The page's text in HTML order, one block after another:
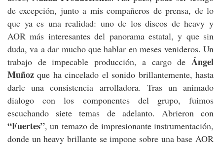
de excepción, junto a mis compañeros de prensa, de lo
que ya es una realidad: uno de los discos de heavy y
AOR más interesantes del panorama estatal, y que sin
duda, va a dar mucho que hablar en meses venideros. Un
trabajo de impecable producción, a cargo de Ángel
Muñoz que ha cincelado el sonido brillantemente, hasta
darle una consistencia arrolladora. Tras un animado
dialogo con los componentes del grupo, fuimos
escuchando siete temas de adelanto. Abrieron con
“Fuertes”, un temazo de impresionante instrumentación,
donde un heavy brillante se impone sobre una base AOR